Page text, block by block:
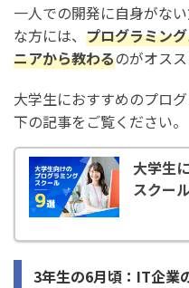
一人での開発に自身がな
な方には、 プログラミン
ニアから教わるのがオスス
大学生におすすめのプロ
下の記事をご覧ください。
大学生
スクー
3年生の6月頃：IT企業